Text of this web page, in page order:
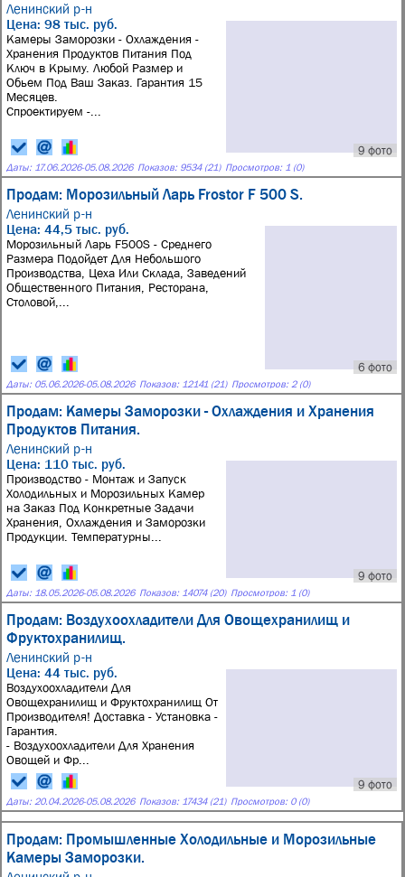
Ленинский р-н
9 фото
Цена: 98 тыс. руб.
Камеры Заморозки - Охлаждения -
Хранения Продуктов Питания Под
Ключ в Крыму. Любой Размер и
Обьем Под Ваш Заказ. Гарантия 15
Месяцев.
Спроектируем -...
Даты: 17.06.2026-05.08.2026 Показов: 9534 (21) Просмотров: 1 (0)
Продам: Морозильный Ларь Frostor F 500 S.
Ленинский р-н
6 фото
Цена: 44,5 тыс. руб.
Морозильный Ларь F500S - Среднего
Размера Подойдет Для Небольшого
Производства, Цеха Или Склада, Заведений
Общественного Питания, Ресторана,
Столовой,...
Даты: 05.06.2026-05.08.2026 Показов: 12141 (21) Просмотров: 2 (0)
Продам: Камеры Заморозки - Охлаждения и Хранения
Продуктов Питания.
Ленинский р-н
9 фото
Цена: 110 тыс. руб.
Производство - Монтаж и Запуск
Холодильных и Морозильных Камер
на Заказ Под Конкретные Задачи
Хранения, Охлаждения и Заморозки
Продукции. Температурны...
Даты: 18.05.2026-05.08.2026 Показов: 14074 (20) Просмотров: 1 (0)
Продам: Воздухоохладители Для Овощехранилищ и
Фруктохранилищ.
Ленинский р-н
9 фото
Цена: 44 тыс. руб.
Воздухоохладители Для
Овощехранилищ и Фруктохранилищ От
Производителя! Доставка - Установка -
Гарантия.
- Воздухоохладители Для Хранения
Овощей и Фр...
Даты: 20.04.2026-05.08.2026 Показов: 17434 (21) Просмотров: 0 (0)
Продам: Промышленные Холодильные и Морозильные
Камеры Заморозки.